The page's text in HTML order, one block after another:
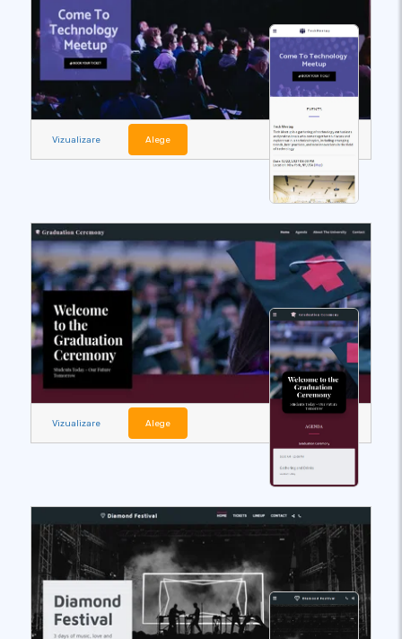
Vizualizare Alege
Vizualizare Alege